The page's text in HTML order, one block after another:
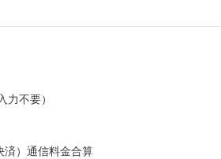
力不要）
済）通信料金合算